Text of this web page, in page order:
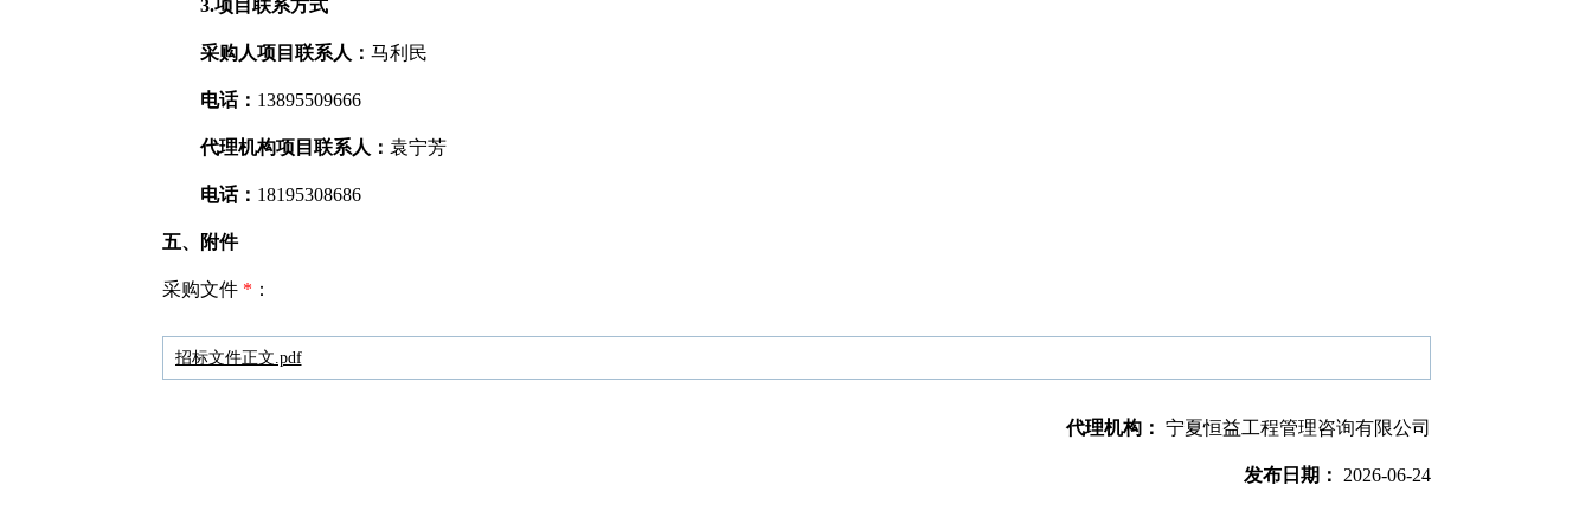
3.项目联系方式
采购人项目联系人： 马利民
电话： 13895509666
代理机构项目联系人： 袁宁芳
电话： 18195308686
五、附件
采购文件* ：
招标文件正文.pdf
代理机构： 宁夏恒益工程管理咨询有限公司
发布日期： 2026-06-24